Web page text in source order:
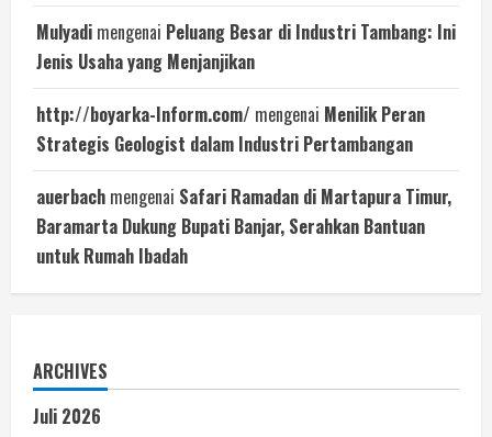
Mulyadi mengenai Peluang Besar di Industri Tambang: Ini
Jenis Usaha yang Menjanjikan
http://boyarka-Inform.com/ mengenai Menilik Peran
Strategis Geologist dalam Industri Pertambangan
auerbach mengenai Safari Ramadan di Martapura Timur,
Baramarta Dukung Bupati Banjar, Serahkan Bantuan
untuk Rumah Ibadah
ARCHIVES
Juli 2026